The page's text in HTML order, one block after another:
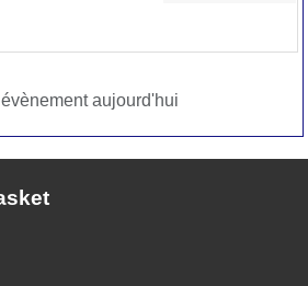
aujourd'hui